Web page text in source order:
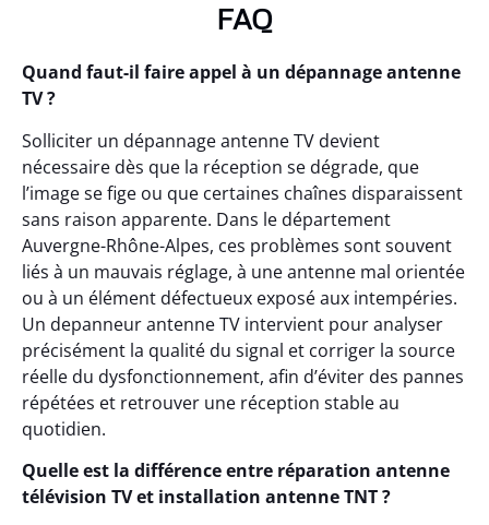
FAQ
Quand faut-il faire appel à un dépannage antenne
TV ?
Solliciter un dépannage antenne TV devient
nécessaire dès que la réception se dégrade, que
l’image se fige ou que certaines chaînes disparaissent
sans raison apparente. Dans le département
Auvergne-Rhône-Alpes, ces problèmes sont souvent
liés à un mauvais réglage, à une antenne mal orientée
ou à un élément défectueux exposé aux intempéries.
Un depanneur antenne TV intervient pour analyser
précisément la qualité du signal et corriger la source
réelle du dysfonctionnement, afin d’éviter des pannes
répétées et retrouver une réception stable au
quotidien.
Quelle est la différence entre réparation antenne
télévision TV et installation antenne TNT ?